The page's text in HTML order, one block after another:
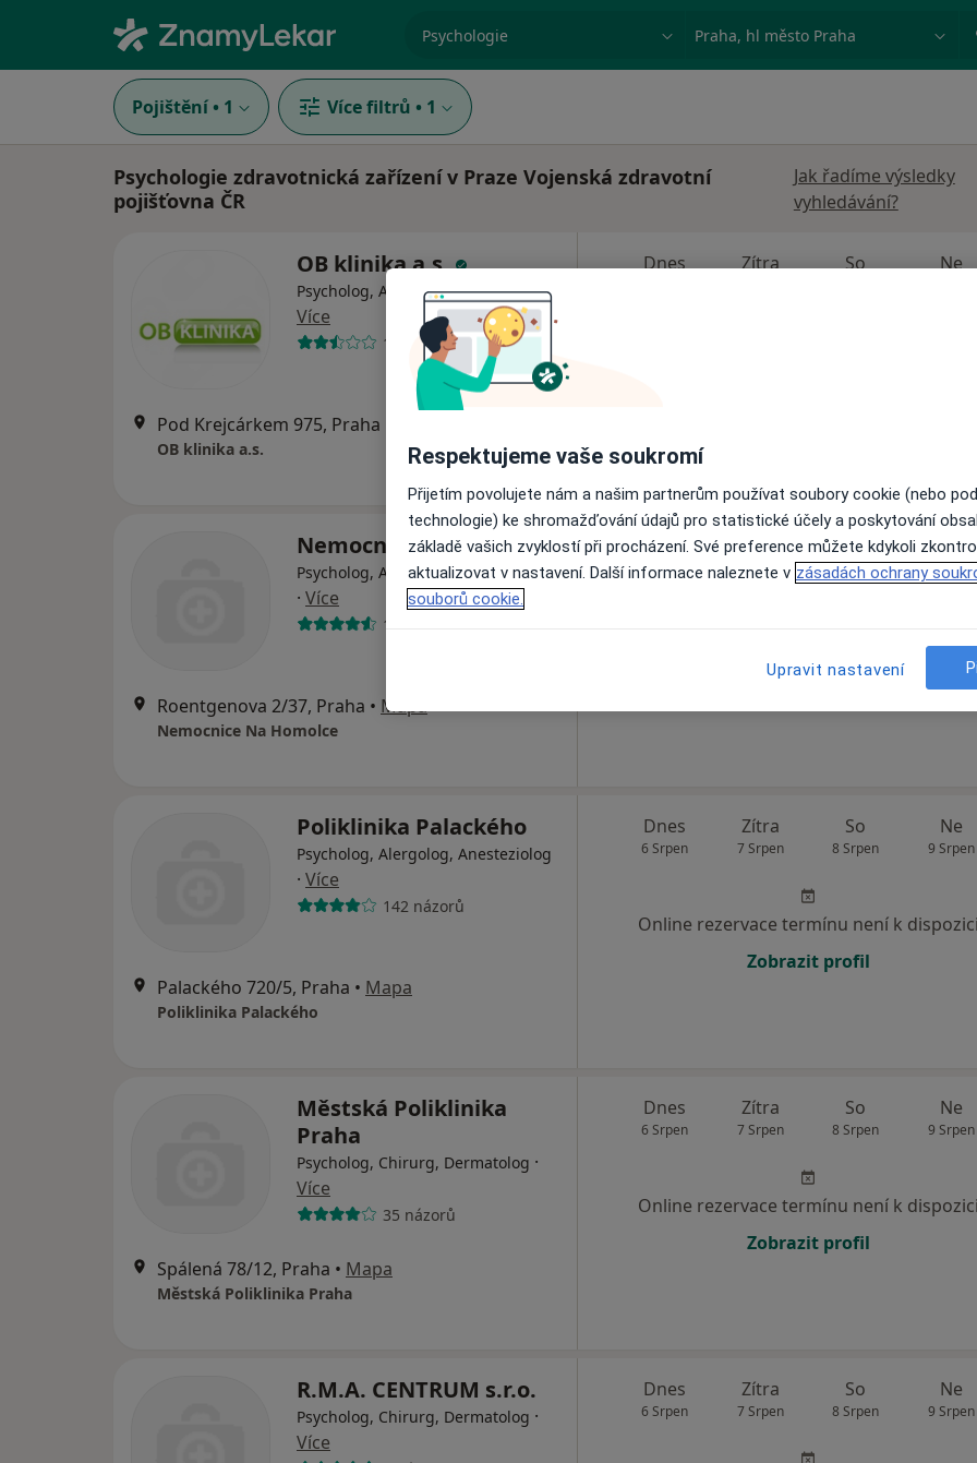
Město nebo region
Pojištění • 1 Více filtrů • 1
Psychologie zdravotnická zařízení v Praze Vojenská zdravotní
pojišťovna ČR
Jak řadíme výsledky
vyhledávání?
OB klinika a.s.
Psycholog, Anesteziolog, Chirurg·
Více
13 názorů
Pod Krejcárkem 975, Praha
OB klinika a.s.
Dnes Zítra So Ne
Nemocnice Na Homolce
Psycholog, Alergolog, Anesteziolog
· Více
140 názorů
Roentgenova 2/37, Praha • Mapa
Nemocnice Na Homolce
Dnes
6 Srpen
Zítra
7 Srpen
So
8 Srpen
Ne
9 Srpen
Online rezervace termínu není k
Zobrazit profil
Poliklinika Palackého
Psycholog, Alergolog, Anesteziolog
· Více
142 názorů
Palackého 720/5, Praha • Mapa
Poliklinika Palackého
Dnes
6 Srpen
Zítra
7 Srpen
So
8 Srpen
Ne
9 Srpen
Online rezervace termínu není k
Zobrazit profil
Městská Poliklinika
Praha
Psycholog, Chirurg, Dermatolog ·
Více
35 názorů
Spálená 78/12, Praha • Mapa
Městská Poliklinika Praha
Dnes
6 Srpen
Zítra
7 Srpen
So
8 Srpen
Ne
9 Srpen
Online rezervace termínu není k
Zobrazit profil
R.M.A. CENTRUM s.r.o.
Psycholog, Chirurg, Dermatolog ·
Více
Dnes
6 Srpen
Zítra
7 Srpen
So
8 Srpen
Ne
9 Srpen
Respektujeme vaše soukromí
Přijetím povolujete nám a našim partnerům používat soubory cookie (nebo
technologie) ke shromažďování údajů pro statistické účely a poskytování
základě vašich zvyklostí při procházení. Své preference můžete kdykoli
aktualizovat v nastavení. Další informace naleznete v zásadách ochrany
souborů cookie.
Upravit nastavení